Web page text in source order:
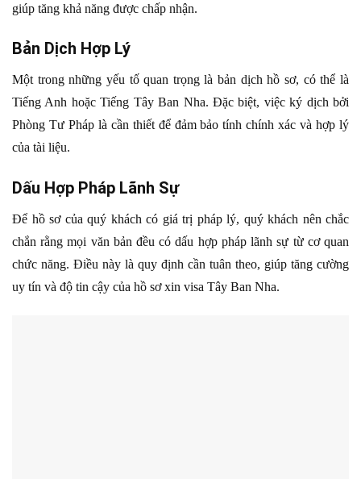
giúp tăng khả năng được chấp nhận.
Bản Dịch Hợp Lý
Một trong những yếu tố quan trọng là bản dịch hồ sơ, có thể là
Tiếng Anh hoặc Tiếng Tây Ban Nha. Đặc biệt, việc ký dịch bởi
Phòng Tư Pháp là cần thiết để đảm bảo tính chính xác và hợp lý
của tài liệu.
Dấu Hợp Pháp Lãnh Sự
Để hồ sơ của quý khách có giá trị pháp lý, quý khách nên chắc
chắn rằng mọi văn bản đều có dấu hợp pháp lãnh sự từ cơ quan
chức năng. Điều này là quy định cần tuân theo, giúp tăng cường
uy tín và độ tin cậy của hồ sơ xin visa Tây Ban Nha.